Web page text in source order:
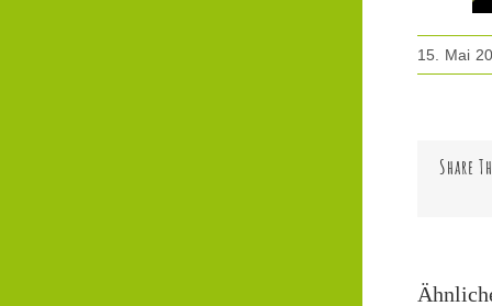
15. Mai
Share